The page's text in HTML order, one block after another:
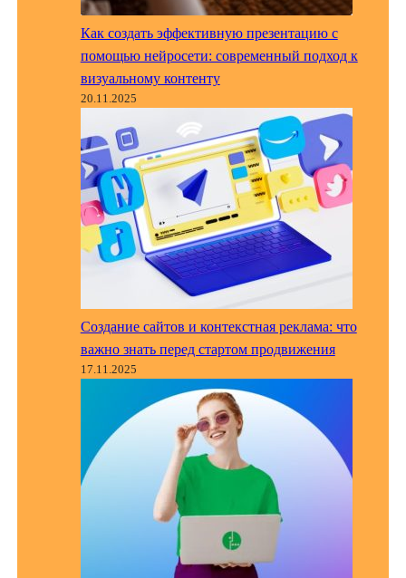
Как создать эффективную презентацию с
помощью нейросети: современный подход к
визуальному контенту
20.11.2025
Создание сайтов и контекстная реклама: что
важно знать перед стартом продвижения
17.11.2025